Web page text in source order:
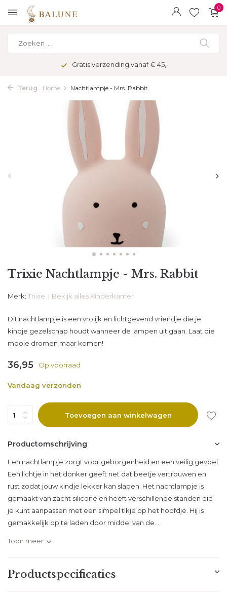
0
Gratis verzending vanaf € 45,-
Terug Home Nachtlampje - Mrs. Rabbit
Trixie Nachtlampje - Mrs. Rabbit
Merk: Trixie Bekijk alles Kinderkamer
Dit nachtlampje is een vrolijk en lichtgevend vriendje die je
kindje gezelschap houdt wanneer de lampen uit gaan. Laat die
mooie dromen maar komen!
36,95 Op voorraad
Vandaag verzonden
Toevoegen aan winkelwagen
Productomschrijving
Een nachtlampje zorgt voor geborgenheid en een veilig gevoel.
Een lichtje in het donker geeft net dat beetje vertrouwen en
rust zodat jouw kindje lekker kan slapen. Het nachtlampje is
gemaakt van zacht silicone en heeft verschillende standen die
je kunt aanpassen met een simpel tikje op het hoofdje. Hij is
gemakkelijk op te laden door middel van de...
Toon meer
Productspecificaties